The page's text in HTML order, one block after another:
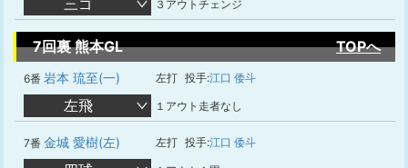
三ゴ ３アウトチェンジ
7回裏 熊本GL TOPへ
6番 岩本 琉至(一) 左打 投手:江口 倭斗
左飛 １アウト走者なし
7番 金城 愛樹(左) 左打 投手:江口 倭斗